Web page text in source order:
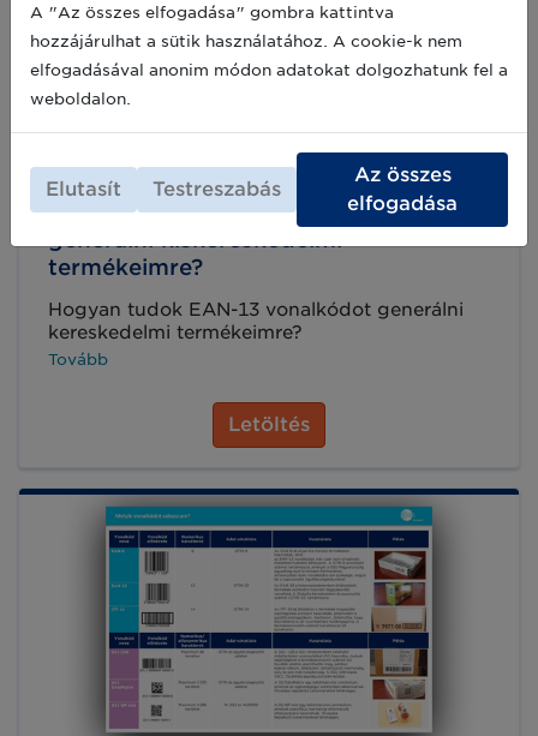
Az EAN-13 vonalkód - Hogyan tudok
olvasható EAN-13 vonalkódot
termékeimre?
Hogyan tudok EAN-13 vonalkódot generálni
kereskedelmi termékeimre?
Tovább
Letöltés
A "Az összes elfogadása" gombra kattintva
hozzájárulhat a sütik használatához. A cookie-k nem
elfogadásával anonim módon adatokat dolgozhatunk fel a
weboldalon.
Elutasít Testreszabás
Az összes
elfogadása